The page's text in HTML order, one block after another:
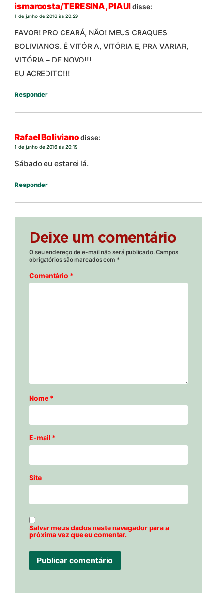
ismarcosta/TERESINA, PIAUIdisse:
1 de junho de 2016 às 20:29
FAVOR! PRO CEARÁ, NÃO! MEUS CRAQUES
BOLIVIANOS. É VITÓRIA, VITÓRIA E, PRA VARIAR,
VITÓRIA – DE NOVO!!!
EU ACREDITO!!!
Responder
Rafael Bolivianodisse:
1 de junho de 2016 às 20:19
Sábado eu estarei lá.
Responder
Deixe um comentário
O seu endereço de e-mail não será publicado. Campos
obrigatórios são marcados com *
Comentário *
Nome *
E-mail *
Site
Salvar meus dados neste navegador para a
próxima vez que eu comentar.